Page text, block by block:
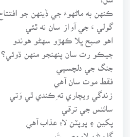
ڪنهن به ماڻهوءَ جي ڏينهن جو افتتاح
گولي ءَ جي آواز سان نه ٿئي
اهو صبح ڀلا ڪهڙو سهڻو هوندو
جيڪو رت سان پنهنجو منهن ڌوئي؟
جنگ جي دلچسپي
فقط موت سان آهي
زندگي ويچاري ته ِڪندي ٿي وَتي
سائنس جي ترقي
پکين ۽ پوپٽن لاءِ عذاب آهي
گلن ُڻن لاءِ مصيبتَ